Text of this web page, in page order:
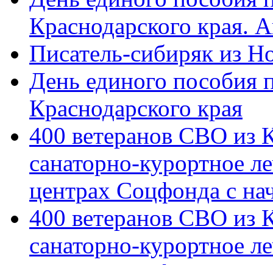
Краснодарского края.
Писатель-сибиряк из
День единого пособия
Краснодарского края
400 ветеранов СВО из
санаторно-курортное
центрах Соцфонда с
400 ветеранов СВО из
санаторно-курортное